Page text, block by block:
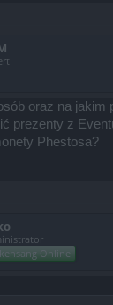
oraz na jakim
prezenty z
Phestosa?
Online